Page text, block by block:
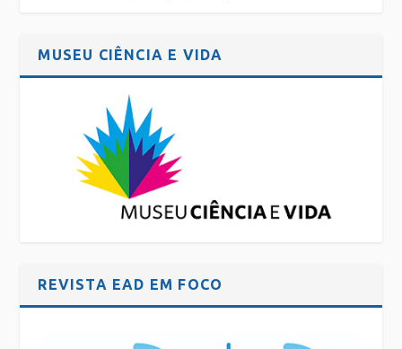
MUSEU CIÊNCIA E VIDA
REVISTA EAD EM FOCO